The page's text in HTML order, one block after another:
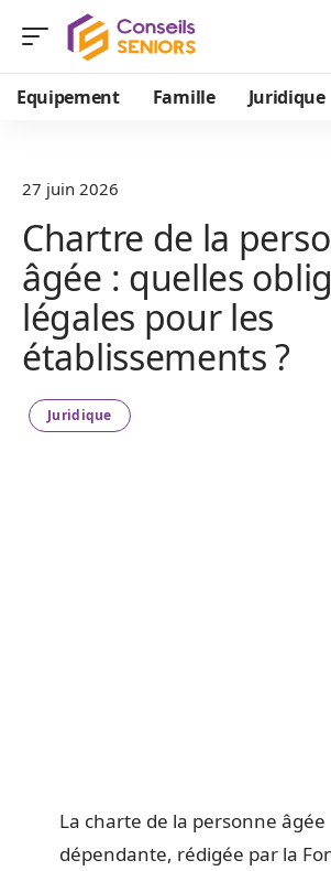
Equipement Famille Juridique
27 juin 2026
Chartre de la
âgée : quelles
légales pour les
établissements ?
Juridique
La charte de la personne âgée
dépendante, rédigée par la